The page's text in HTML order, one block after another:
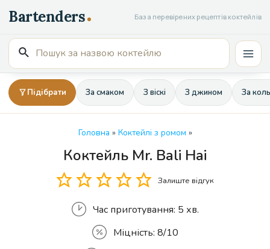
до
вмісту
База перевірених рецептів коктейлів
Пошук
для:
Підібрати За смаком З віскі З джином За
Головна » Коктейлі з ромом »
Коктейль Mr. Bali Hai
Залиште відгук
Час приготування: 5 хв.
Міцність: 8/10
Кількість